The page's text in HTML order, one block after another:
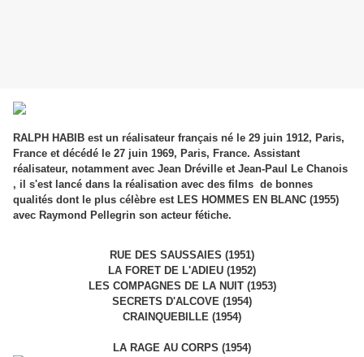
RALPH HABIB est un réalisateur français né le 29 juin 1912, Paris,
France et décédé le 27 juin 1969, Paris, France. Assistant
réalisateur, notamment avec Jean Dréville et Jean-Paul Le Chanois
, il s'est lancé dans la réalisation avec des films de bonnes
qualités dont le plus célèbre est LES HOMMES EN BLANC (1955)
avec Raymond Pellegrin son acteur fétiche.
RUE DES SAUSSAIES (1951)
LA FORET DE L'ADIEU (1952)
LES COMPAGNES DE LA NUIT (1953)
SECRETS D'ALCOVE (1954)
CRAINQUEBILLE (1954)
LA RAGE AU CORPS (1954)